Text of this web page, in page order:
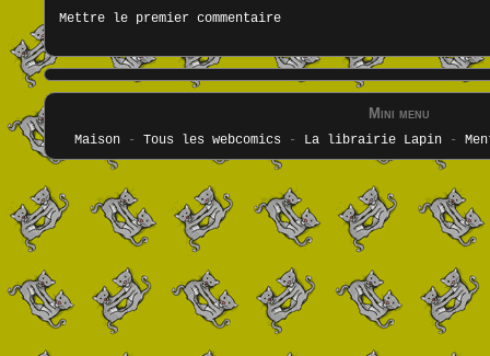
Mettre le premier commentaire
Mini menu
Maison- Tous les webcomics - La librairie Lapin-